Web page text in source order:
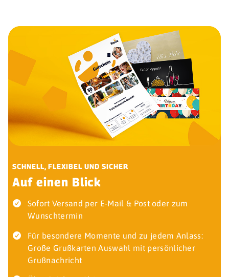
SCHNELL, FLEXIBEL UND SICHER
Auf einen Blick
Sofort Versand per E-Mail & Post oder zum
Wunschtermin
Für besondere Momente und zu jedem Anlass:
Große Grußkarten Auswahl mit persönlicher
Grußnachricht